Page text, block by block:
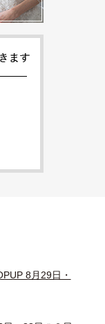
8月29日・